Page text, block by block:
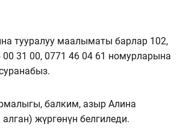
тууралуу маалыматы барлар 102,
00 31 00, 0771 46 04 61 номурларына
балким, азыр Алина
жүргөнүн белгиледи.